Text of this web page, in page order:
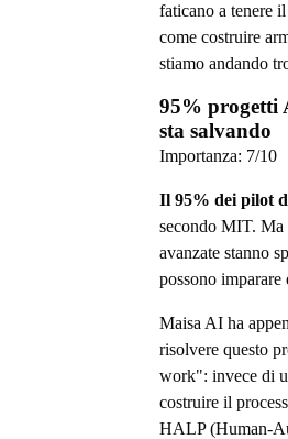
faticano a tenere
come costruire
stiamo andando
95% progetti
sta salvando
Importanza: 7/10
Il 95% dei pilot
secondo MIT. Ma
avanzate stanno
possono imparare
Maisa AI ha
risolvere questo
work": invece di
costruire il
HALP (Human-